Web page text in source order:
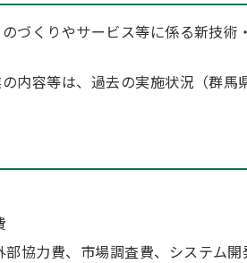
づくりやサービス等に係る新技
内容等は、過去の実施状況（群馬
協力費、市場調査費、システム開